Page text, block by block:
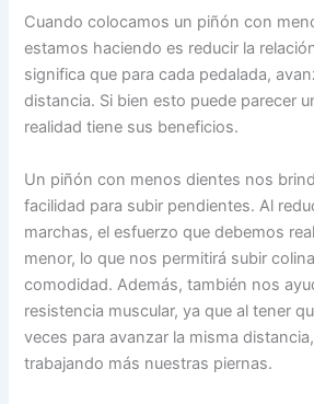
Cuando colocamos un piñón con
estamos haciendo es reducir la
significa que para cada pedalada,
distancia. Si bien esto puede parecer
realidad tiene sus beneficios.
Un piñón con menos dientes nos
facilidad para subir pendientes. Al
marchas, el esfuerzo que debemos
menor, lo que nos permitirá subir
comodidad. Además, también nos
resistencia muscular, ya que al tener
veces para avanzar la misma
trabajando más nuestras piernas.